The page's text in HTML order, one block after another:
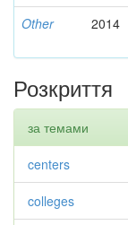
Other 2014
Розкриття
за темами
centers
colleges